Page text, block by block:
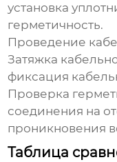
установка
герметичность.
Проведение
Затяжка
фиксация
Проверка
соединения на
проникновения
Таблица